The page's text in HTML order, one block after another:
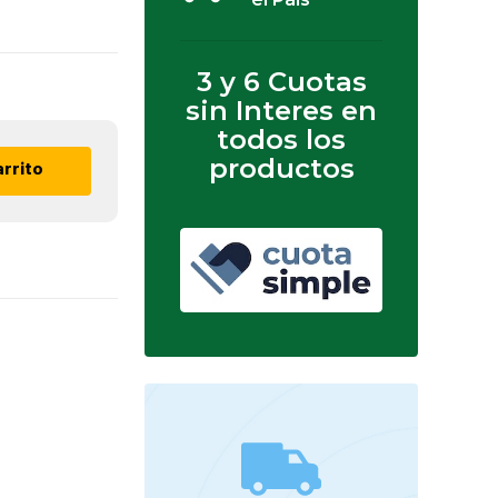
3 y 6 Cuotas
sin Interes en
todos los
productos